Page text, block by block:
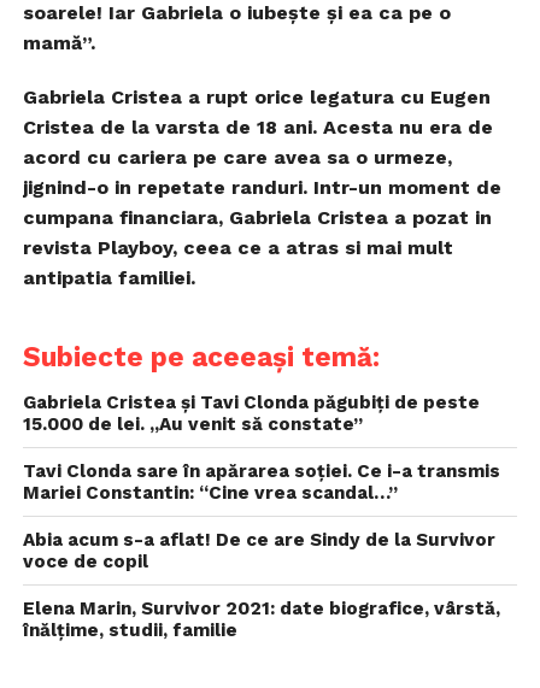
soarele! Iar Gabriela o iubeşte şi ea ca pe o
mamă”.
Gabriela Cristea a rupt orice legatura cu Eugen
Cristea de la varsta de 18 ani. Acesta nu era de
acord cu cariera pe care avea sa o urmeze,
jignind-o in repetate randuri. Intr-un moment de
cumpana financiara, Gabriela Cristea a pozat in
revista Playboy, ceea ce a atras si mai mult
antipatia familiei.
Subiecte pe aceeași temă:
Gabriela Cristea și Tavi Clonda păgubiți de peste
15.000 de lei. „Au venit să constate”
Tavi Clonda sare în apărarea soției. Ce i-a transmis
Mariei Constantin: “Cine vrea scandal…”
Abia acum s-a aflat! De ce are Sindy de la Survivor
voce de copil
Elena Marin, Survivor 2021: date biografice, vârstă,
înălțime, studii, familie